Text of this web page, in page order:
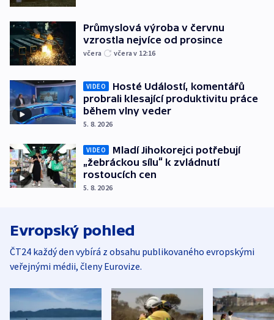
Průmyslová výroba v červnu
vzrostla nejvíce od prosince
včera včera v 12:16
VIDEO
Hosté Událostí, komentářů
probrali klesající produktivitu práce
během vlny veder
5. 8. 2026
VIDEO
Mladí Jihokorejci potřebují
„žebráckou sílu“ k zvládnutí
rostoucích cen
5. 8. 2026
Evropský pohled
ČT24 každý den vybírá z obsahu publikovaného evropskými
veřejnými médii, členy Eurovize.